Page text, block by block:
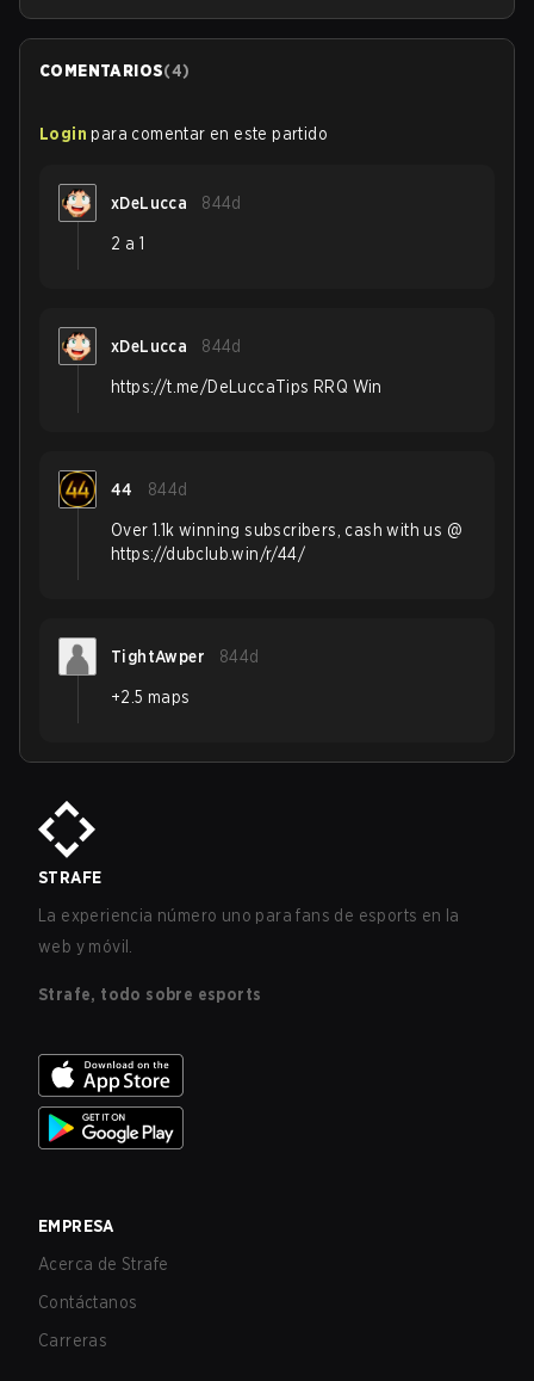
COMENTARIOS(4)
Login para comentar en este partido
xDeLucca 844d
2 a 1
xDeLucca 844d
https://t.me/DeLuccaTips RRQ Win
44 844d
Over 1.1k winning subscribers, cash with us @
https://dubclub.win/r/44/
TightAwper 844d
+2.5 maps
STRAFE
La experiencia número uno para fans de esports en la
web y móvil.
Strafe, todo sobre esports
EMPRESA
Acerca de Strafe
Contáctanos
Carreras